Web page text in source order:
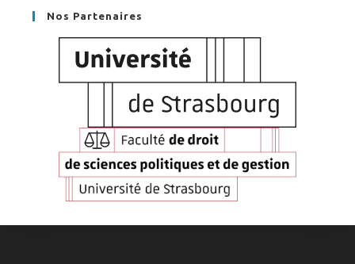
Nos Partenaires